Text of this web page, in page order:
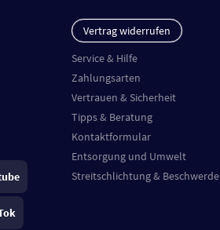
Vertrag widerrufen
Service & Hilfe
Zahlungsarten
Vertrauen & Sicherheit
Tipps & Beratung
Kontaktformular
Entsorgung und Umwelt
Streitschlichtung & Beschwerde